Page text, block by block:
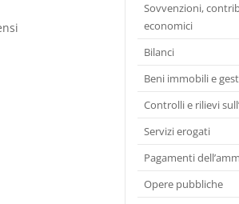
Sovvenzioni,
economici
Bilanci
Beni immobili e
Controlli e rilievi
Servizi erogati
Pagamenti
Opere pubbliche